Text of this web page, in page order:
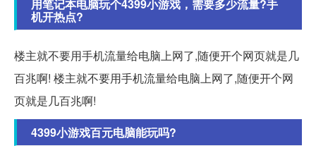
用笔记本电脑玩个4399小游戏，需要多少流量?手
机开热点?
楼主就不要用手机流量给电脑上网了,随便开个网页就是几
百兆啊! 楼主就不要用手机流量给电脑上网了,随便开个网
页就是几百兆啊!
4399小游戏百元电脑能玩吗?